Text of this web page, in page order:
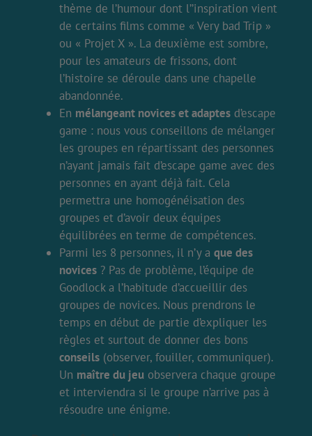
thème de l’humour dont l’’inspiration vient
de certains films comme « Very bad Trip »
ou « Projet X ». La deuxième est sombre,
pour les amateurs de frissons, dont
l’histoire se déroule dans une chapelle
abandonnée.
En mélangeant novices et adaptesd’escape
game : nous vous conseillons de mélanger
les groupes en répartissant des personnes
n’ayant jamais fait d’escape game avec des
personnes en ayant déjà fait. Cela
permettra une homogénéisation des
groupes et d’avoir deux équipes
équilibrées en terme de compétences.
Parmi les 8 personnes, il n’y a que des
novices? Pas de problème, l’équipe de
Goodlock a l’habitude d’accueillir des
groupes de novices. Nous prendrons le
temps en début de partie d’expliquer les
règles et surtout de donner des bons
conseils(observer, fouiller, communiquer).
Un maître du jeuobservera chaque groupe
et interviendra si le groupe n’arrive pas à
résoudre une énigme.